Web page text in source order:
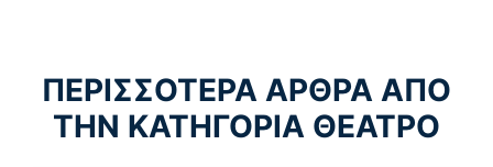
ΠΕΡΙΣΣΟΤΕΡΑ ΑΡΘΡΑ ΑΠΟ
ΤΗΝ ΚΑΤΗΓΟΡΙΑ ΘΕΑΤΡΟ